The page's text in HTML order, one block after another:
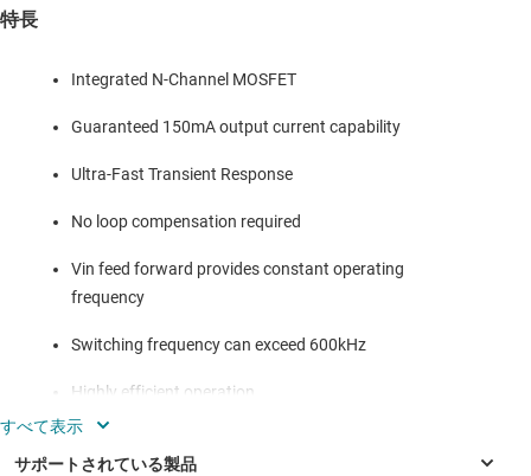
特長
Integrated N-Channel MOSFET
Guaranteed 150mA output current capability
Ultra-Fast Transient Response
No loop compensation required
Vin feed forward provides constant operating
frequency
Switching frequency can exceed 600kHz
Highly efficient operation
2% accurate 2.5V feedback from - 40°C to 125°C